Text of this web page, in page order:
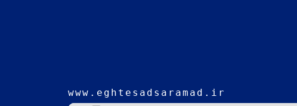
www.eghtesadsaramad.ir